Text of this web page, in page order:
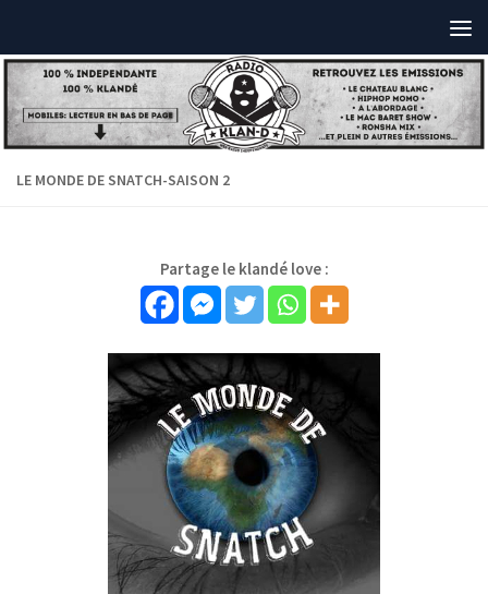
LE MONDE DE SNATCH-SAISON 2
Partage le klandé love :